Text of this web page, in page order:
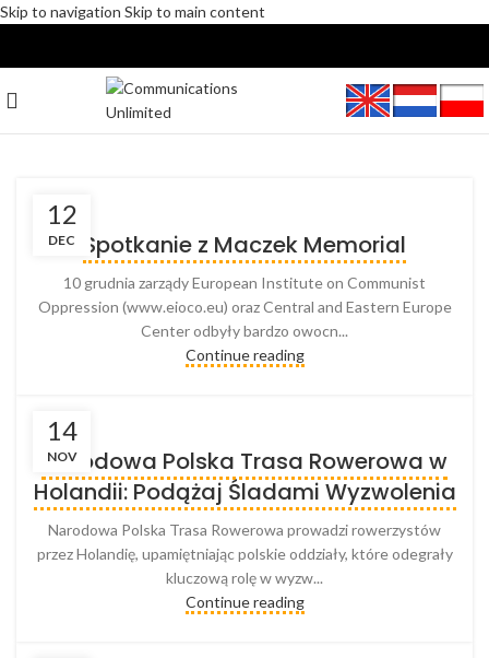
Skip to navigation Skip to main content
12
DEC Spotkanie z Maczek Memorial
10 grudnia zarządy European Institute on Communist
Oppression (www.eioco.eu) oraz Central and Eastern Europe
Center odbyły bardzo owocn...
Continue reading
14
NOV
Narodowa Polska Trasa Rowerowa w
Holandii: Podążaj Śladami Wyzwolenia
Narodowa Polska Trasa Rowerowa prowadzi rowerzystów
przez Holandię, upamiętniając polskie oddziały, które odegrały
kluczową rolę w wyzw...
Continue reading